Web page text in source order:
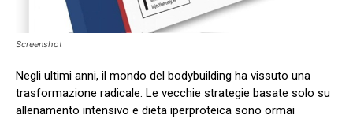
Screenshot
Negli ultimi anni, il mondo del bodybuilding ha vissuto una
trasformazione radicale. Le vecchie strategie basate solo su
allenamento intensivo e dieta iperproteica sono ormai